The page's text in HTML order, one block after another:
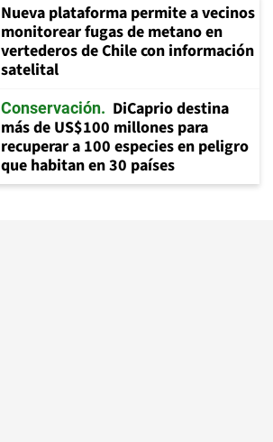
Nueva plataforma permite a vecinos
monitorear fugas de metano en
vertederos de Chile con información
satelital
Conservación
DiCaprio destina
más de US$100 millones para
recuperar a 100 especies en peligro
que habitan en 30 países